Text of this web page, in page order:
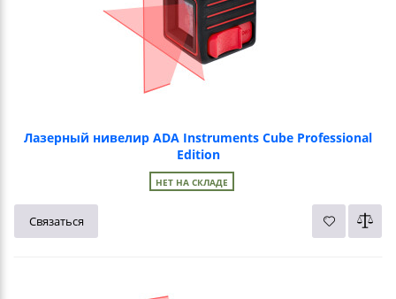
Лазерный нивелир ADA Instruments Cube Professional
Edition
НЕТ НА СКЛАДЕ
Связаться